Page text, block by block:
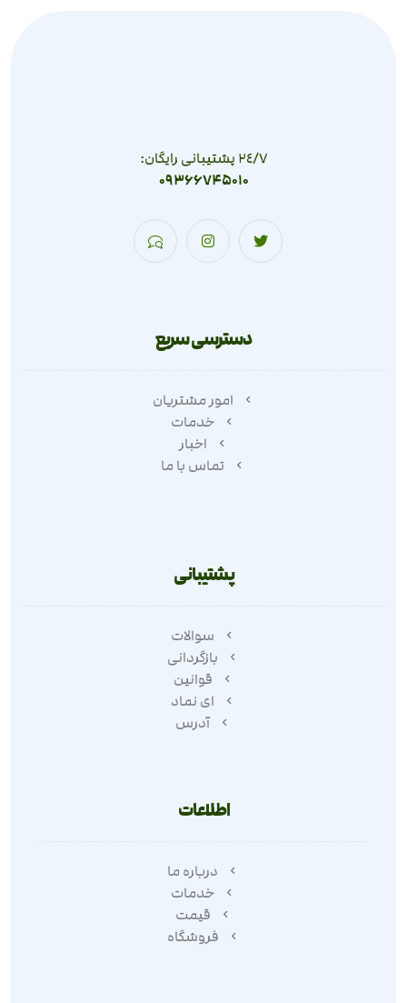
٢٤/٧ پشتیبانی رایگان:
09366745010
دسترسی سریع
امور مشتریان
خدمات
اخبار
تماس با ما
پشتیبانی
سوالات
بازگردانی
قوانین
ای نماد
آدرس
اطلاعات
درباره ما
خدمات
قیمت
فروشگاه